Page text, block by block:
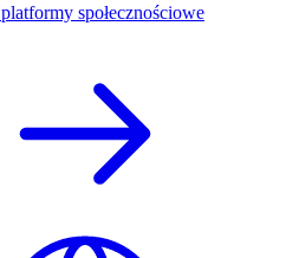
społecznościowe